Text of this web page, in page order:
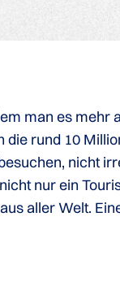
man es mehr
rund 10
nicht
nur ein
aller Welt.